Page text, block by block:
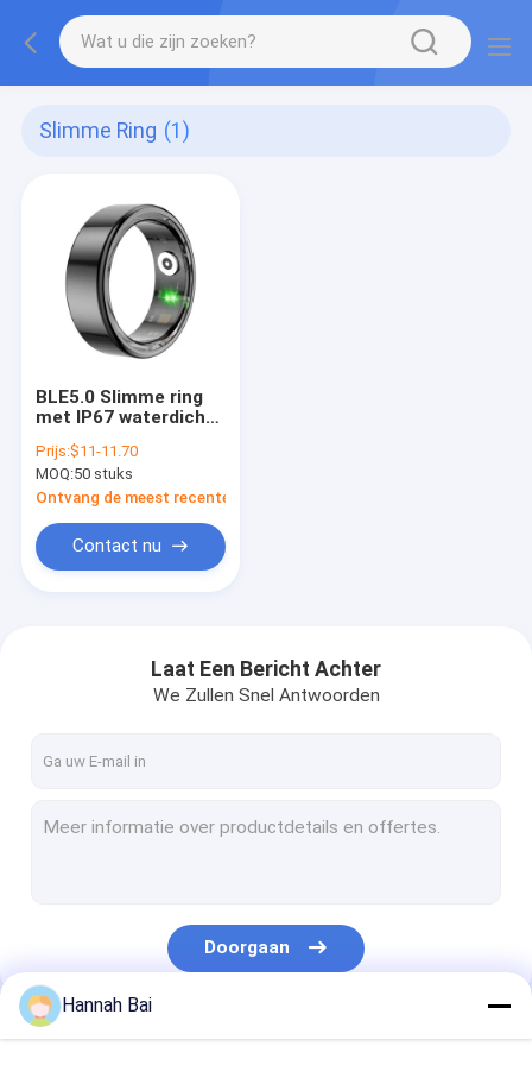
Slimme Ring (1)
BLE5.0 Slimme ring
met IP67 waterdicht
gezondheid tracker
voor hartslag en
slaap monitoring
Prijs:$11-11.70
MOQ:50 stuks
Ontvang de meest recente Prijs
Contact nu
Laat Een Bericht Achter
We Zullen Snel Antwoorden
Doorgaan
Onze Categorieën
Hannah Bai